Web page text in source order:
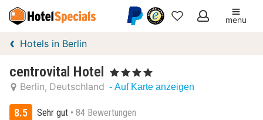
Meine
menu
Hotels in Berlin
centrovital Hotel , 4 Sterne
Berlin Deutschland - Auf Karte anzeigen
8.5 Sehr gut 84 Bewertungen